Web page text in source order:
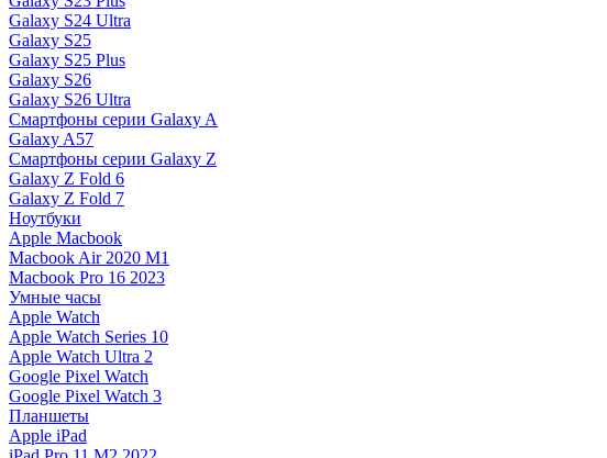
Galaxy S24 Ultra
Galaxy S25
Galaxy S25 Plus
Galaxy S26
Galaxy S26 Ultra
Смартфоны серии Galaxy A
Galaxy A57
Смартфоны серии Galaxy Z
Galaxy Z Fold 6
Galaxy Z Fold 7
Ноутбуки
Apple Macbook
Macbook Air 2020 M1
Macbook Pro 16 2023
Умные часы
Apple Watch
Apple Watch Series 10
Apple Watch Ultra 2
Google Pixel Watch
Google Pixel Watch 3
Планшеты
Apple iPad